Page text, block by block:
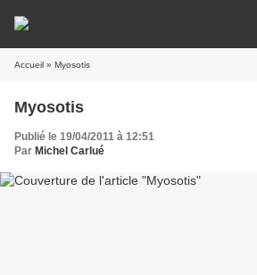
Accueil » Myosotis
Myosotis
Publié le 19/04/2011 à 12:51
Par Michel Carlué